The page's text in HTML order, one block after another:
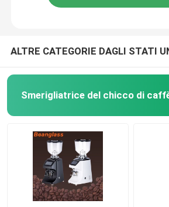
frother automatico del latte
ALTRE CATEGORIE DAGLI STATI
Smerigliatrice del chicco di